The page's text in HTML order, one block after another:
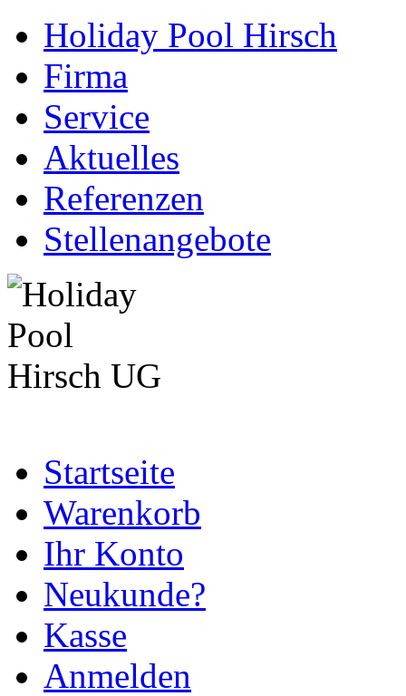
Holiday Pool Hirsch
Firma
Service
Aktuelles
Referenzen
Stellenangebote
Startseite
Warenkorb
Ihr Konto
Neukunde?
Kasse
Anmelden